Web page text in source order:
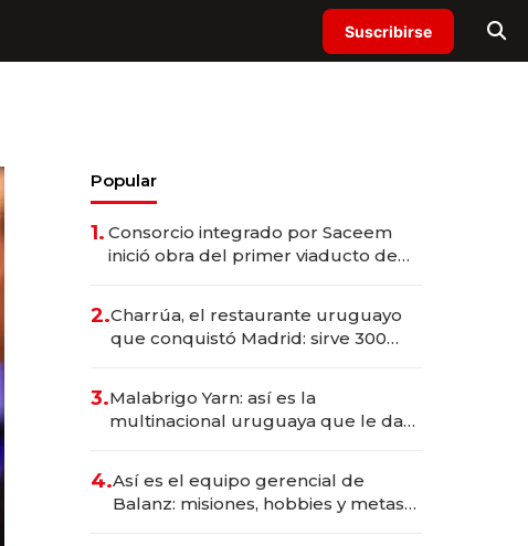
Suscribirse
Popular
1. Consorcio integrado por Saceem
inició obra del primer viaducto de
millones
2.Charrúa, el restaurante uruguayo
que conquistó Madrid: sirve 300
prepara apertura
3.Malabrigo Yarn: así es la
multinacional uruguaya que le da
4.Así es el equipo gerencial de
Balanz: misiones, hobbies y metas